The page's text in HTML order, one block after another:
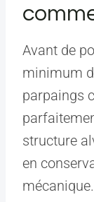
Avant de
minimum
parpaings
structure
en
mécanique.